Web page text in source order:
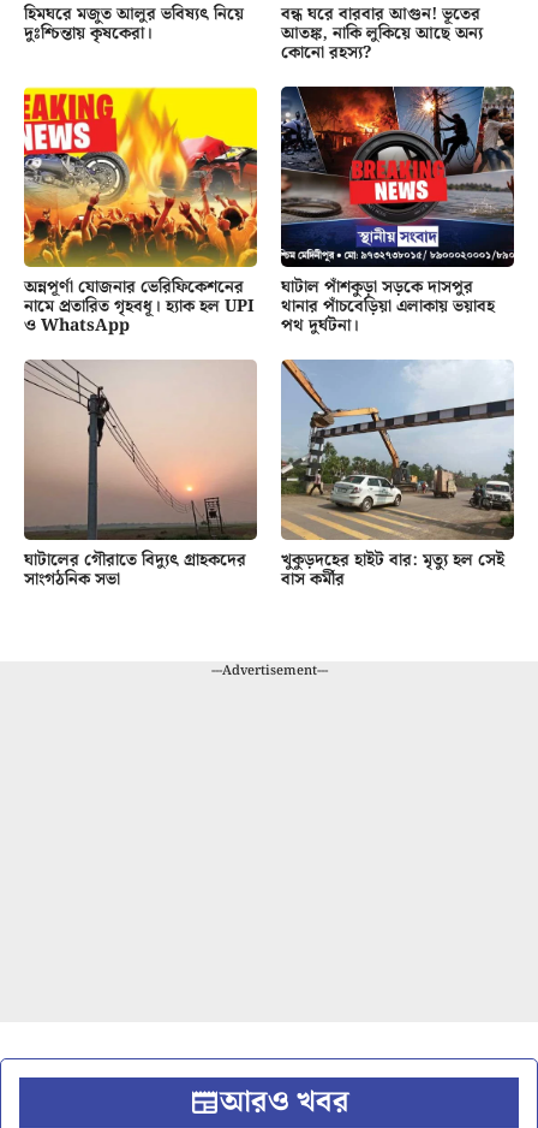
হিমঘরে মজুত আলুর ভবিষ্যৎ নিয়ে
দুঃশ্চিন্তায় কৃষকেরা।
বন্ধ ঘরে বারবার আগুন! ভূতের
আতঙ্ক, নাকি লুকিয়ে আছে অন্য
কোনো রহস্য?
অন্নপূর্ণা যোজনার ভেরিফিকেশনের
নামে প্রতারিত গৃহবধূ। হ্যাক হল UPI
ও WhatsApp
ঘাটাল পাঁশকুড়া সড়কে দাসপুর
থানার পাঁচবেড়িয়া এলাকায় ভয়াবহ
পথ দুর্ঘটনা।
ঘাটালের গৌরাতে বিদ্যুৎ গ্রাহকদের
সাংগঠনিক সভা
খুকুড়দহের হাইট বার: মৃত্যু হল সেই
বাস কর্মীর
---Advertisement---
আরও খবর